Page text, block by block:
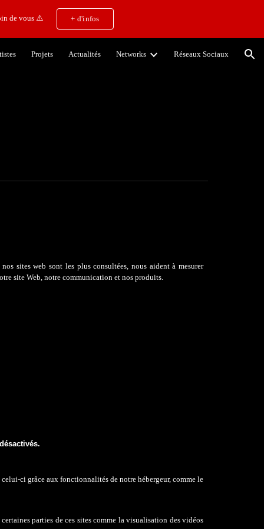
de vous ⚠️ + d'infos
Projets Actualités Networks Réseaux Sociaux
sites web sont les plus consultées, nous aident à mesurer
site Web, notre communication et nos produits.​​
ci grâce aux fonctionnalités de notre hébergeur, comme le
parties de ces sites comme la visualisation des vidéos